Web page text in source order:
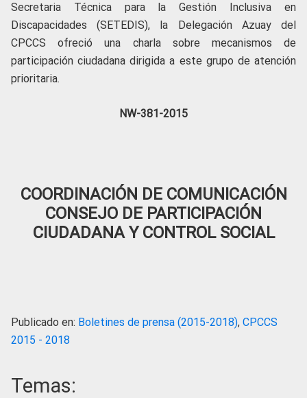
Secretaria Técnica para la Gestión Inclusiva en
Discapacidades (SETEDIS), la Delegación Azuay del
CPCCS ofreció una charla sobre mecanismos de
participación ciudadana dirigida a este grupo de atención
prioritaria.
NW-381-2015
COORDINACIÓN DE COMUNICACIÓN
CONSEJO DE PARTICIPACIÓN
CIUDADANA Y CONTROL SOCIAL
Publicado en: Boletines de prensa (2015-2018), CPCCS
2015 - 2018
Temas: